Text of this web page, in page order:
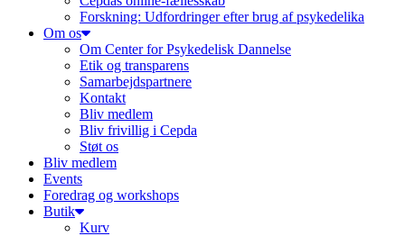
Forskning: Udfordringer efter brug af psykedelika
Om os
Om Center for Psykedelisk Dannelse
Etik og transparens
Samarbejdspartnere
Kontakt
Bliv medlem
Bliv frivillig i Cepda
Støt os
Bliv medlem
Events
Foredrag og workshops
Butik
Kurv